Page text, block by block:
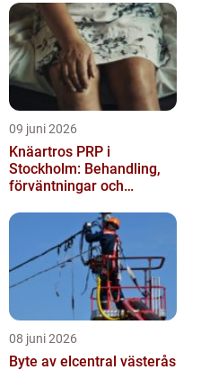
09 juni 2026
Knäartros PRP i
Stockholm: Behandling,
förväntningar och
08 juni 2026
Byte av elcentral västerås